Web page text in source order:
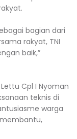
bagian dari
rakyat, TNI
baik,”
Cpl I Nyoman
teknis di
warga